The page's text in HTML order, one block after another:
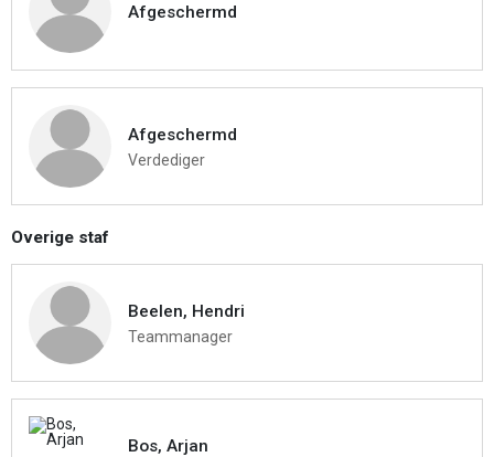
Afgeschermd
Afgeschermd
Verdediger
Overige staf
Beelen, Hendri
Teammanager
Bos, Arjan